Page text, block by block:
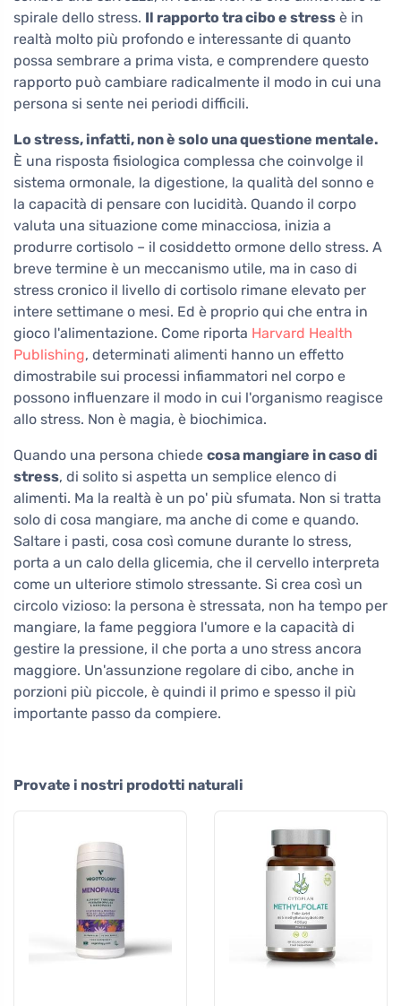
spirale dello stress. Il rapporto tra cibo e stress è in
realtà molto più profondo e interessante di quanto
possa sembrare a prima vista, e comprendere questo
rapporto può cambiare radicalmente il modo in cui una
persona si sente nei periodi difficili.
Lo stress, infatti, non è solo una questione mentale.
È una risposta fisiologica complessa che coinvolge il
sistema ormonale, la digestione, la qualità del sonno e
la capacità di pensare con lucidità. Quando il corpo
valuta una situazione come minacciosa, inizia a
produrre cortisolo – il cosiddetto ormone dello stress. A
breve termine è un meccanismo utile, ma in caso di
stress cronico il livello di cortisolo rimane elevato per
intere settimane o mesi. Ed è proprio qui che entra in
gioco l'alimentazione. Come riporta Harvard Health
Publishing, determinati alimenti hanno un effetto
dimostrabile sui processi infiammatori nel corpo e
possono influenzare il modo in cui l'organismo reagisce
allo stress. Non è magia, è biochimica.
Quando una persona chiede cosa mangiare in caso di
stress, di solito si aspetta un semplice elenco di
alimenti. Ma la realtà è un po' più sfumata. Non si tratta
solo di cosa mangiare, ma anche di come e quando.
Saltare i pasti, cosa così comune durante lo stress,
porta a un calo della glicemia, che il cervello interpreta
come un ulteriore stimolo stressante. Si crea così un
circolo vizioso: la persona è stressata, non ha tempo per
mangiare, la fame peggiora l'umore e la capacità di
gestire la pressione, il che porta a uno stress ancora
maggiore. Un'assunzione regolare di cibo, anche in
porzioni più piccole, è quindi il primo e spesso il più
importante passo da compiere.
Provate i nostri prodotti naturali